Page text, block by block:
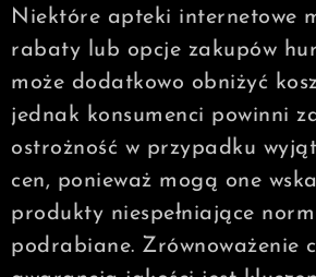
Niektóre apteki internetowe
rabaty lub opcje zakupów
może dodatkowo obniżyć
jednak konsumenci powinni
ostrożność w przypadku
cen, ponieważ mogą one
produkty niespełniające
podrabiane. Zrównoważenie